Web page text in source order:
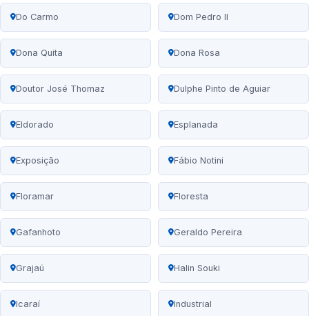
Do Carmo Dom Pedro II
Dona Quita Dona Rosa
Doutor José Thomaz Dulphe Pinto de Aguiar
Eldorado Esplanada
Exposição Fábio Notini
Floramar Floresta
Gafanhoto Geraldo Pereira
Grajaú Halin Souki
Icaraí Industrial